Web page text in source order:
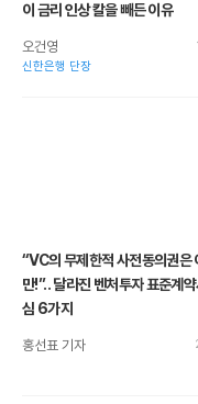
이 금리 인상 칼을 빼든 이유
오건영
신한은행 단장
“VC의 무제한적 사전동의권은
만!”.. 달라진 벤처투자 표준계
심 6가지
홍선표 기자